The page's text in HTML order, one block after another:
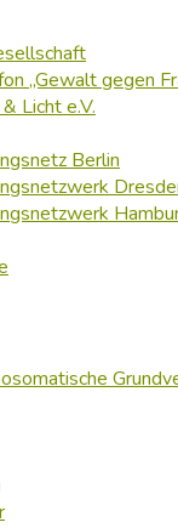
„Gewalt gegen
Licht e.V.
Berlin